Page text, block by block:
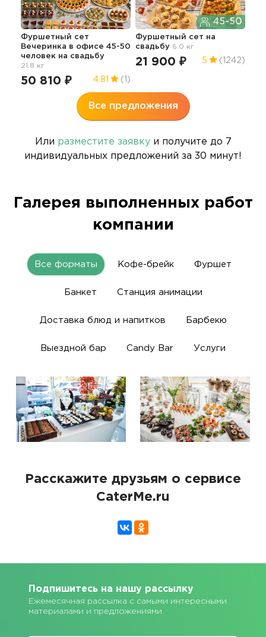
Фуршетный сет
Вечеринка в офисе 45-50
человек на свадьбу
21.8 кг
50 810 ₽ 4.81 (1)
45-50
Фуршетный сет на
свадьбу 6.0 кг
21 900 ₽ 5 (1242)
Все предложения
Или разместите заявкуи получите до 7
индивидуальных предложений за 30 минут!
Галерея выполненных работ
компании
Все форматы Кофе-брейк Фуршет
Банкет Станция анимации
Доставка блюд и напитков Барбекю
Выездной бар Candy Bar Услуги
Расскажите друзьям о сервисе
CaterMe.ru
Подпишитесь на нашу рассылку
Ежемесячная рассылка с самыми интересными
материалами и предложениями